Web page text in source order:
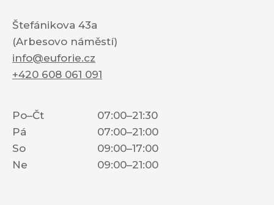
Štefánikova 43a
(Arbesovo náměstí)
info@euforie.cz
+420 608 061 091
Po–Čt
07:00–21:30
Pá
07:00–21:00
So
09:00–17:00
Ne
09:00–21:00